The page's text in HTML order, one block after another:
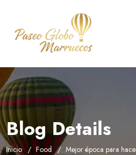
Blog Details
Inicio Food
Mejor época para